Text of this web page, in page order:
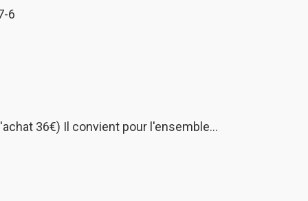
6
36€) Il convient pour l'ensemble…